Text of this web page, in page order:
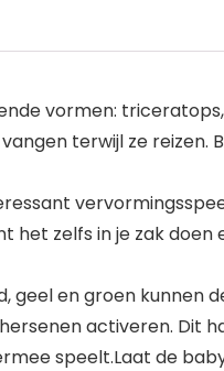
vormen:
terwijl ze reizen.
het zelfs in je zak
geel en groen kunnen
activeren. Dit
speelt.Laat de